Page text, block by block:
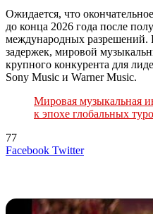
Ожидается, что
до конца 2026 года после
международных разрешений.
задержек, мировой
крупного конкурента для
Sony Music и Warner Music.
Мировая музыкальная
к эпохе глобальных
77
Facebook TwitterLinkedIn
Tumblr
Reddit
Вконтакте
Skype
Messenger
Messenger
WhatsApp
Telegram
Viber
Line
Поделиться
Печатать